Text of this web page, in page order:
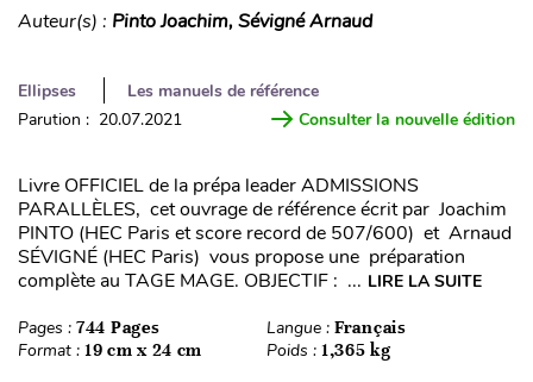
Auteur(s) : Pinto Joachim, Sévigné Arnaud
Ellipses
Les manuels de référence
Parution : 20.07.2021
Consulter la nouvelle édition
Livre OFFICIEL de la prépa leader ADMISSIONS
PARALLÈLES, cet ouvrage de référence écrit par Joachim
PINTO (HEC Paris et score record de 507/600) et Arnaud
SÉVIGNÉ (HEC Paris) vous propose une préparation
complète au TAGE MAGE. OBJECTIF : ... LIRE LA SUITE
Pages : 744 Pages Langue : Français
Format : 19 cm x 24 cm Poids : 1,365 kg